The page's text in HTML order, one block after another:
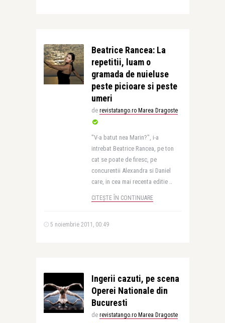
Beatrice Rancea: La
repetitii, luam o
gramada de nuieluse
peste picioare si peste
umeri
de revistatango.ro Marea Dragoste
"V-a batut nea Marin?", i-a
intrebat Beatrice Rancea, pe ton
cat se poate de firesc, pe
concurentii Alexandra si Daniel
care, in cea mai recenta editie ..
CITEȘTE ÎN CONTINUARE
5 noiembrie 2011, 00:49
Ingerii cazuti, pe scena
Operei Nationale din
Bucuresti
de revistatango.ro Marea Dragoste